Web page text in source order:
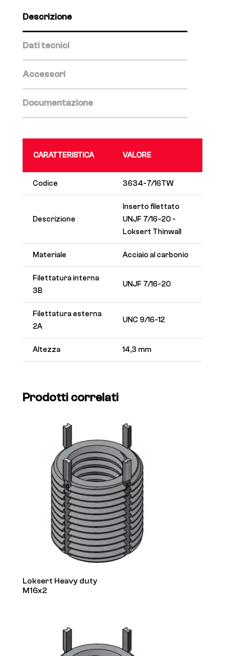
Descrizione
Dati tecnici
Accessori
Documentazione
CARATTERISTICA VALORE
Codice 3634-7/16TW
Descrizione
Inserto filettato
UNJF 7/16-20 -
Loksert Thinwall
Materiale Acciaio al carbonio
Filettatura interna
3B
UNJF 7/16-20
Filettatura esterna
2A
UNC 9/16-12
Altezza 14,3 mm
Prodotti correlati
Loksert Heavy duty
M16x2